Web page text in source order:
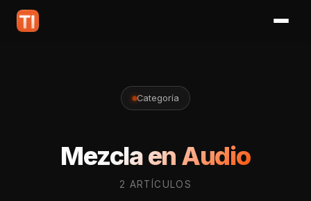
Categoría
Mezcla en Audio
2 ARTÍCULOS